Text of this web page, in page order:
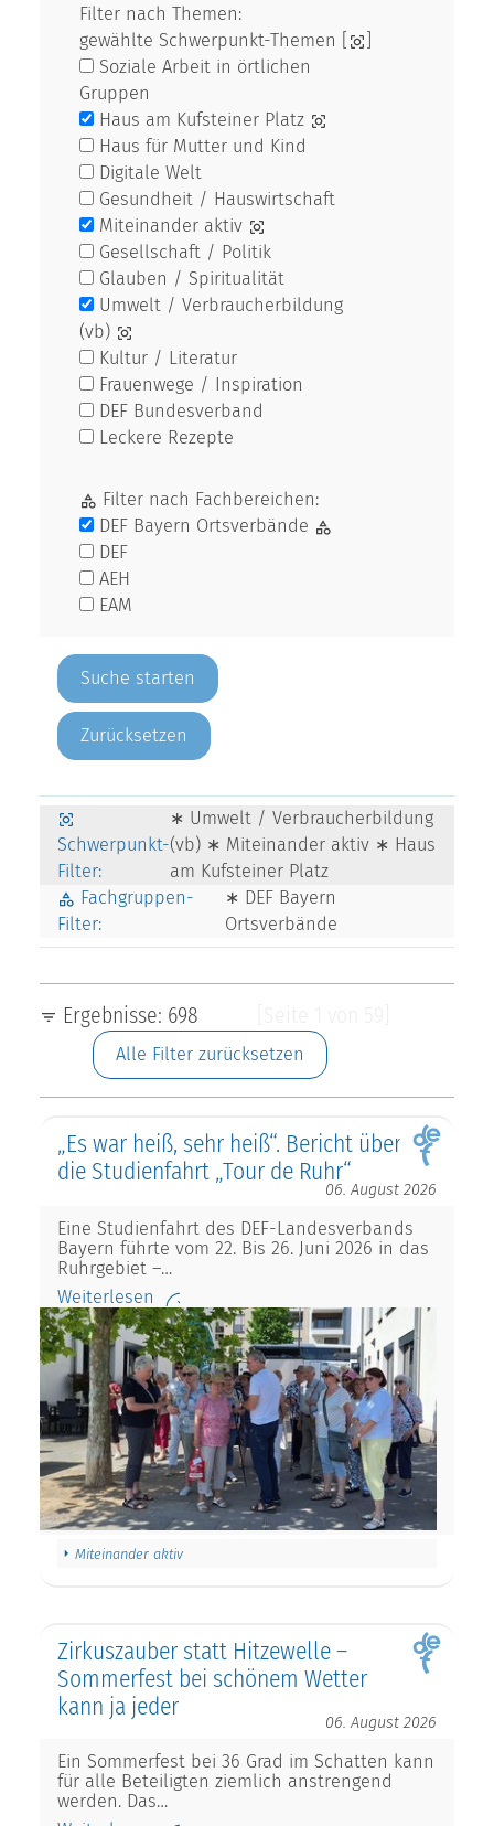
Filter nach Themen:
gewählte Schwerpunkt-Themen [
Soziale Arbeit in örtlichen
Gruppen
Haus am Kufsteiner Platz
Haus für Mutter und Kind
Digitale Welt
Gesundheit / Hauswirtschaft
Miteinander aktiv
Gesellschaft / Politik
Glauben / Spiritualität
Umwelt / Verbraucherbildung
(vb)
Kultur / Literatur
Frauenwege / Inspiration
DEF Bundesverband
Leckere Rezepte
Filter nach Fachbereichen:
DEF Bayern Ortsverbände
DEF
AEH
EAM
Zurücksetzen
Schwerpunkt-
Filter:
∗ Umwelt / Verbraucherbildung
(vb) ∗ Miteinander aktiv ∗ Haus
am Kufsteiner Platz
Fachgruppen-
Filter:
∗ DEF Bayern
Ortsverbände
Ergebnisse: 698
Alle Filter zurücksetzen
„Es war heiß, sehr heiß“. Bericht über
die Studienfahrt „Tour de Ruhr“
06. August 2026
Eine Studienfahrt des DEF-Landesverbands
Bayern führte vom 22. Bis 26. Juni 2026 in das
Ruhrgebiet –…
Weiterlesen
Miteinander aktiv
Zirkuszauber statt Hitzewelle –
Sommerfest bei schönem Wetter
kann ja jeder
06. August 2026
Ein Sommerfest bei 36 Grad im Schatten kann
für alle Beteiligten ziemlich anstrengend
werden. Das…